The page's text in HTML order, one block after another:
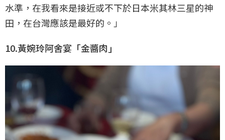
水準，在我看來是接近或不下於日本米其林三星的神
田，在台灣應該是最好的。」
10.黃婉玲阿舍宴「金醬肉」